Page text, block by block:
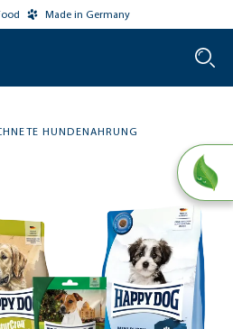
Made in Germany
HUNDENAHRUNG